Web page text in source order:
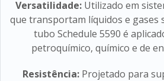
Versatilidade: Utilizado em
que transportam líquidos e gases
tubo Schedule 5590 é
petroquímico, químico e de
Resistência:Projetado para